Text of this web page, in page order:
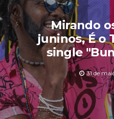
Mirando
juninos, É o
single
31 de